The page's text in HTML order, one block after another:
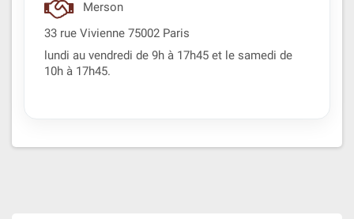
Merson
33 rue Vivienne 75002 Paris
lundi au vendredi de 9h à 17h45 et le samedi de
10h à 17h45.